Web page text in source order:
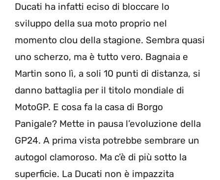
Ducati ha infatti eciso di bloccare lo
sviluppo della sua moto proprio nel
momento clou della stagione. Sembra quasi
uno scherzo, ma è tutto vero. Bagnaia e
Martin sono lì, a soli 10 punti di distanza, si
danno battaglia per il titolo mondiale di
MotoGP. E cosa fa la casa di Borgo
Panigale? Mette in pausa l’evoluzione della
GP24. A prima vista potrebbe sembrare un
autogol clamoroso. Ma c’è di più sotto la
superficie. La Ducati non è impazzita